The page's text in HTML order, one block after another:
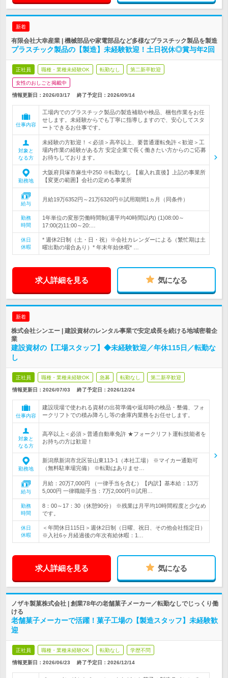
新着
有限会社大幸産業 | 機械部品や家電部品など多様なプラスチック製品を製造
プラスチック製品の【製造】未経験歓迎！土日祝休◎賞与年2回
正社員 職種・業種未経験OK 転勤なし 第二新卒歓迎
女性のおしごと掲載中
情報更新日：2026/03/17 終了予定日： 2026/09/14
仕事内容
工場内でのプラスチック製品の製造補助や検品、梱包作業をお任
せします。未経験からでも丁寧に指導しますので、安心してスタ
ートできるお仕事です。
対象と
なる方
未経験の方歓迎！＜必須＞高卒以上、要普通運転免許＜歓迎＞工
場内作業の経験がある方 安定企業で長く働きたい方からのご応募
お待ちしております。
勤務地
大阪府貝塚市麻生中250 ※転勤なし 【雇入れ直後】上記の事業所
【変更の範囲】会社の定める事業所
給与
月給19万6352円～21万6320円※試用期間1ヵ月（同条件）
勤務
時間
1年単位の変形労働時間制(週平均40時間以内) (1)08:00～
17:00(2)11:00～20:…
休日
休暇
* 週休2日制（土・日・祝）※会社カレンダーによる（繁忙期は土
曜出勤の場合あり）* 年末年始休暇* …
求人詳細を見る 気になる
新着
株式会社シンエー | 建設資材のレンタル事業で安定成長を続ける地域密着企
業
建設資材の【工場スタッフ】◆未経験歓迎／年休115日／転勤な
し
正社員 職種・業種未経験OK 急募 転勤なし 第二新卒歓迎
情報更新日：2026/07/03 終了予定日： 2026/12/24
仕事内容
建設現場で使われる資材の出荷準備や返却時の検品・整備、フォ
ークリフトでの積み降ろし等の倉庫内業務をお任せします。
対象と
なる方
高卒以上＜必須＞普通自動車免許 ★フォークリフト運転技能者を
お持ちの方は歓迎！
勤務地
新潟県新潟市北区笹山東113-1（本社工場） ※マイカー通勤可
（無料駐車場完備） ※転勤はありませ…
給与
月給：20万7,000円 （一律手当を含む）【内訳】基本給：13万
5,000円 一律職能手当：7万2,000円※試用…
勤務
時間
8：00～17：30（休憩90分） ※残業は月平均10時間程度と少なめ
です。
休日
休暇
＜年間休日115日＞週休2日制（日曜、祝日、その他会社指定日）
※入社6ヶ月経過後の年次有給休暇：1…
求人詳細を見る 気になる
ノザキ製菓株式会社 | 創業78年の老舗菓子メーカー／転勤なしでじっくり働
ける
老舗菓子メーカーで活躍！菓子工場の【製造スタッフ】未経験歓
迎
正社員 職種・業種未経験OK 転勤なし 学歴不問
情報更新日：2026/06/23 終了予定日： 2026/12/14